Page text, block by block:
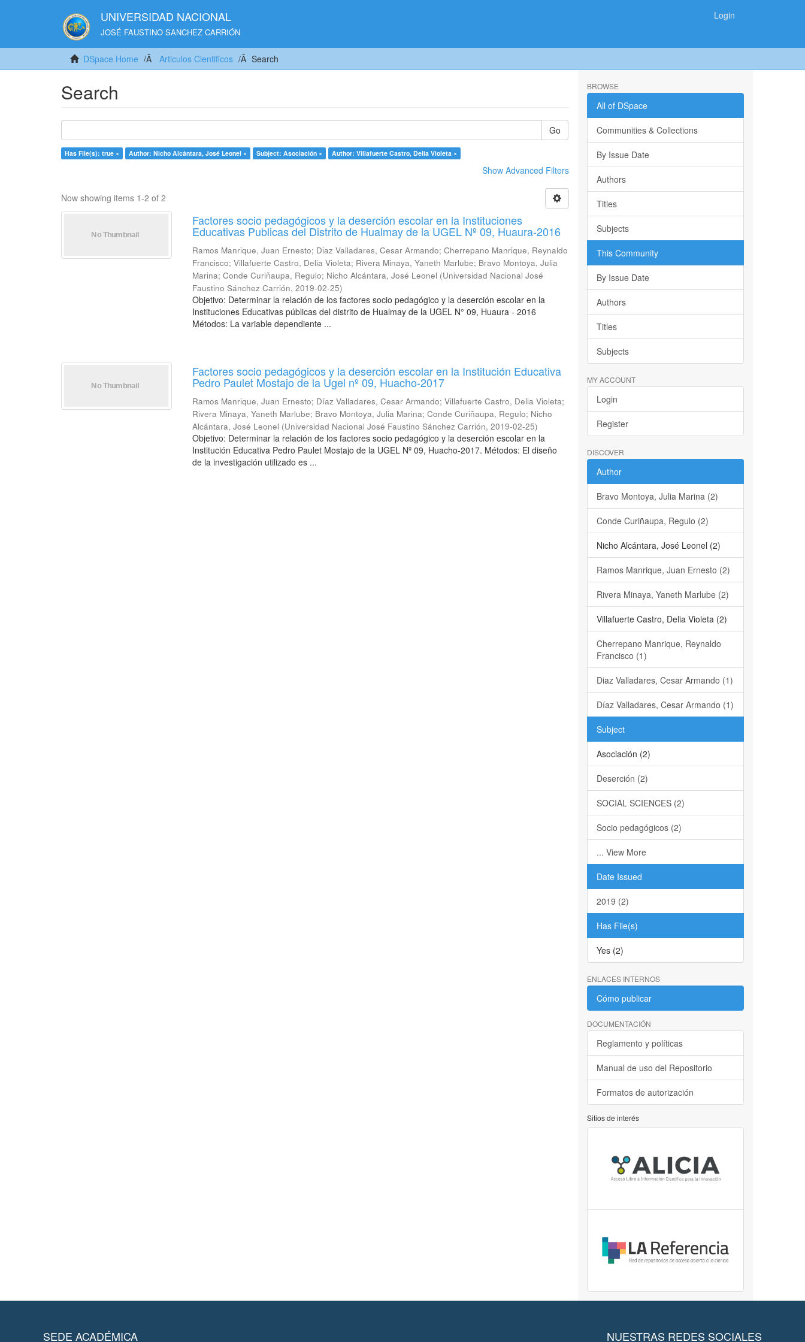
UNIVERSIDAD NACIONAL
JOSÉ FAUSTINO SANCHEZ CARRIÓN
Login
DSpace Home Articulos Cientificos Search
Search
Go
Has File(s): true × Author: Nicho Alcántara, José Leonel × Subject: Asociación × Author: Villafuerte Castro, Delia Violeta ×
Show Advanced Filters
Now showing items 1-2 of 2
Factores socio pedagógicos y la deserción escolar en la Instituciones
Educativas Publicas del Distrito de Hualmay de la UGEL Nº 09, Huaura-2016
Ramos Manrique, Juan Ernesto; Diaz Valladares, Cesar Armando;Cherrepano Manrique, Reynaldo
Francisco;Villafuerte Castro, Delia Violeta; Rivera Minaya, Yaneth Marlube; Bravo Montoya, Julia
Marina;Conde Curiñaupa, Regulo; Nicho Alcántara, José Leonel (Universidad Nacional José
Faustino Sánchez Carrión,2019-02-25)
Objetivo: Determinar la relación de los factores socio pedagógico y la deserción escolar en la
Instituciones Educativas públicas del distrito de Hualmay de la UGEL N° 09, Huaura - 2016
Métodos: La variable dependiente ...
Factores socio pedagógicos y la deserción escolar en la Institución Educativa
Pedro Paulet Mostajo de la Ugel nº 09, Huacho-2017
Ramos Manrique, Juan Ernesto; Díaz Valladares, Cesar Armando;Villafuerte Castro, Delia Violeta;
Rivera Minaya, Yaneth Marlube; Bravo Montoya, Julia Marina;Conde Curiñaupa, Regulo; Nicho
Alcántara, José Leonel (Universidad Nacional José Faustino Sánchez Carrión,2019-02-25)
Objetivo: Determinar la relación de los factores socio pedagógico y la deserción escolar en la
Institución Educativa Pedro Paulet Mostajo de la UGEL Nº 09, Huacho-2017. Métodos: El diseño
de la investigación utilizado es ...
BROWSE
All of DSpace
Communities & Collections
By Issue Date
Authors
Titles
Subjects
This Community
By Issue Date
Authors
Titles
Subjects
MY ACCOUNT
Login
Register
DISCOVER
Author
Bravo Montoya, Julia Marina (2)
Conde Curiñaupa, Regulo (2)
Nicho Alcántara, José Leonel (2)
Ramos Manrique, Juan Ernesto (2)
Rivera Minaya, Yaneth Marlube (2)
Villafuerte Castro, Delia Violeta (2)
Cherrepano Manrique, Reynaldo
Francisco (1)
Diaz Valladares, Cesar Armando (1)
Díaz Valladares, Cesar Armando (1)
Subject
Asociación (2)
Deserción (2)
SOCIAL SCIENCES (2)
Socio pedagógicos (2)
... View More
Date Issued
2019 (2)
Has File(s)
Yes (2)
ENLACES INTERNOS
Cómo publicar
DOCUMENTACIÓN
Reglamento y políticas
Manual de uso del Repositorio
Formatos de autorización
Sitios de interés
SEDE ACADÉMICA NUESTRAS REDES SOCIALES